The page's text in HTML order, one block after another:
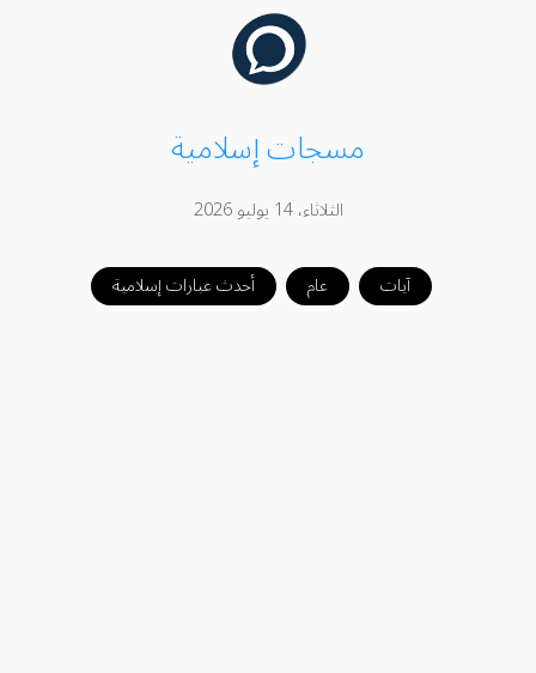
مسجات إسلامية
الثلاثاء، 14 يوليو 2026
آيات عام أحدث عبارات إسلامية